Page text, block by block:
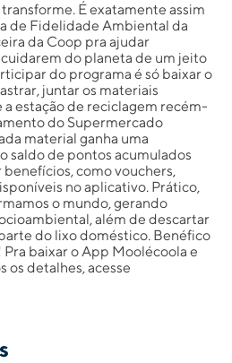
É exatamente assim
de Fidelidade Ambiental da
da Coop pra ajudar
do planeta de um jeito
do programa é só baixar o
juntar os materiais
a estação de reciclagem recém-
do Supermercado
material ganha uma
saldo de pontos acumulados
como vouchers,
no aplicativo. Prático,
o mundo, gerando
além de descartar
do lixo doméstico. Benéfico
baixar o App Moolécoola e
detalhes, acesse